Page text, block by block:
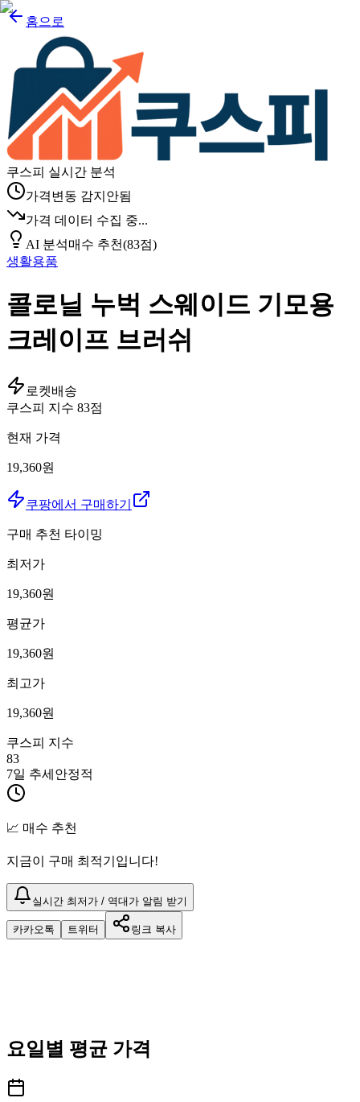
홈으로
쿠스피 실시간 분석
가격변동 감지안됨
가격 데이터 수집 중...
AI 분석매수 추천(83점)
생활용품
콜로닐 누벅 스웨이드 기모용
크레이프 브러쉬
로켓배송
쿠스피 지수 83점
현재 가격
19,360원
쿠팡에서 구매하기
구매 추천 타이밍
최저가
19,360원
평균가
19,360원
최고가
19,360원
쿠스피 지수
83
7일 추세 안정적
📈 매수 추천
지금이 구매 최적기입니다!
실시간 최저가 / 역대가 알림 받기
카카오톡 트위터 링크 복사
요일별 평균 가격